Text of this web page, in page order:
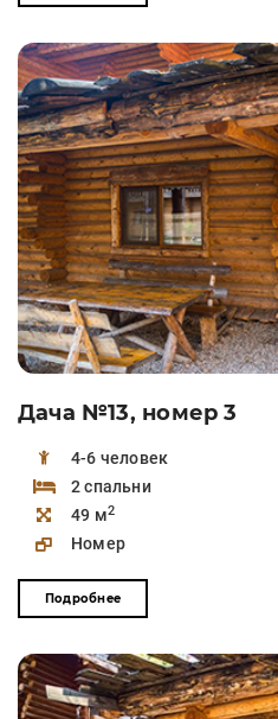
Дача №13, номер 3
4-6 человек
2 спальни
49 м2
Номер
Подробнее